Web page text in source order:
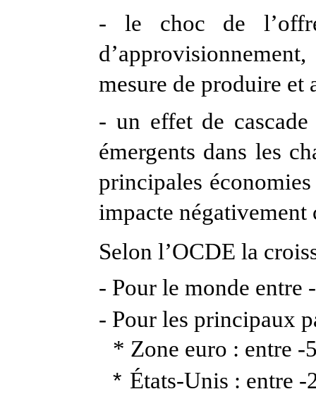
-
le choc de
mesure de produire et
- un effet de
émergents dans les
principales
impacte négativement
Selon l’OCDE la
- Pour le monde entre
- Pour les principaux
* Zone euro : entre -
* États-Unis : entre -